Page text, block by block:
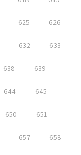
625 626
632 633
638 639
644 645
650 651
657 658